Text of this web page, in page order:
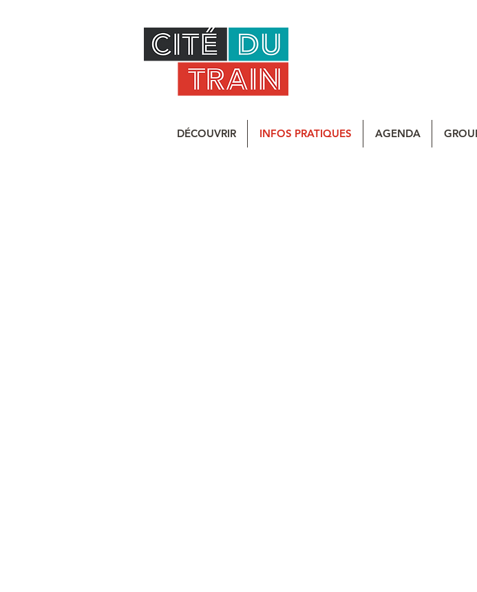
DÉCOUVRIR INFOS PRATIQUES AGENDA